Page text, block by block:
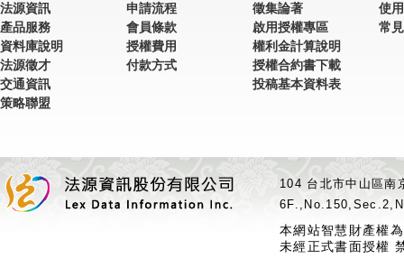
法源資訊
產品服務
資料庫說明
法源徵才
交通資訊
策略聯盟
申請流程
會員條款
授權費用
付款方式
徵集論著
啟用授權專區
權利金計算說明
授權合約書下載
投稿基本資料表
使
常
104 台北市中山區
本網站智慧財產權
未經正式書面授權